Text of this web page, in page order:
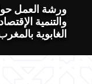
ورشة العمل
والتنمية
الغابوية